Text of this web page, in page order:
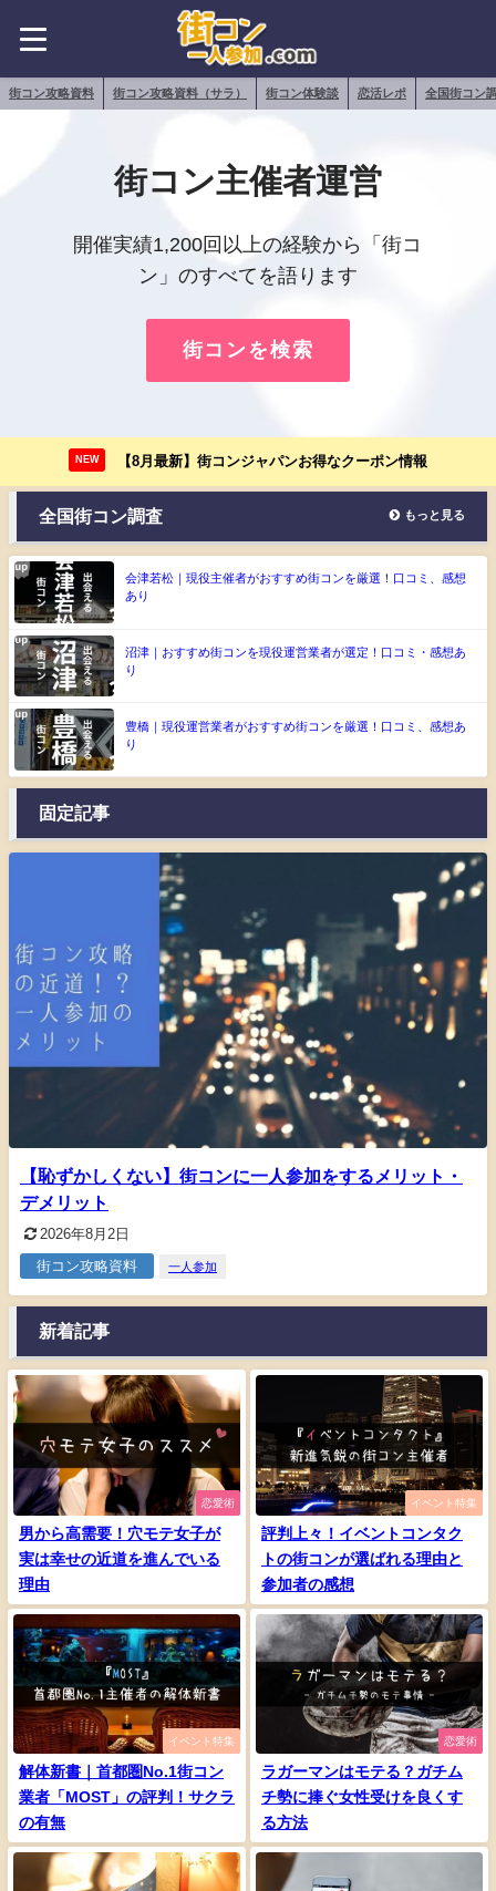
街コン攻略資料 街コン攻略資料（サラ） 街コン体験談 恋活レポ 全国街コン
街コン主催者運営
開催実績1,200回以上の経験から「街コ
ン」のすべてを語ります
街コンを検索
NEW 【8月最新】街コンジャパンお得なクーポン情報
全国街コン調査 もっと見る
会津若松｜現役主催者がおすすめ街コンを厳選！口コミ、感想
あり
沼津｜おすすめ街コンを現役運営業者が選定！口コミ・感想あ
り
豊橋｜現役運営業者がおすすめ街コンを厳選！口コミ、感想あ
り
固定記事
【恥ずかしくない】街コンに一人参加をするメリット・
デメリット
2026年8月2日
街コン攻略資料 一人参加
新着記事
恋愛術
男から高需要！穴モテ女子が
実は幸せの近道を進んでいる
理由
イベント特集
評判上々！イベントコンタク
トの街コンが選ばれる理由と
参加者の感想
イベント特集
解体新書｜首都圏No.1街コン
業者「MOST」の評判！サクラ
の有無
恋愛術
ラガーマンはモテる？ガチム
チ勢に捧ぐ女性受けを良くす
る方法